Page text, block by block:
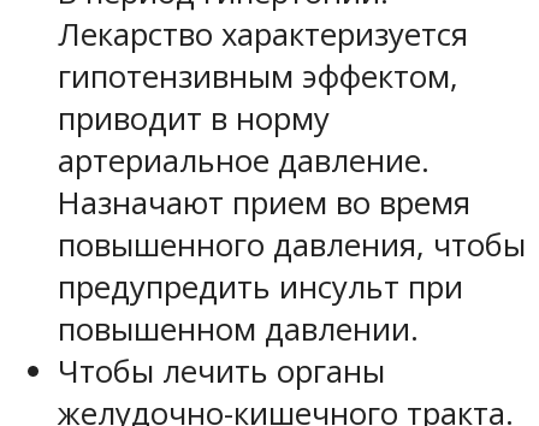
Лекарство характеризуется
гипотензивным эффектом,
приводит в норму
артериальное давление.
Назначают прием во время
повышенного давления, чтобы
предупредить инсульт при
повышенном давлении.
Чтобы лечить органы
желудочно-кишечного тракта.